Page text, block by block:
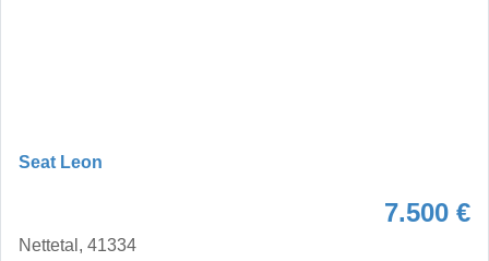
Seat Leon
7.500 €
Nettetal, 41334